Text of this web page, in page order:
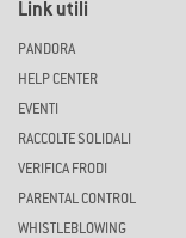
Link utili
PANDORA
HELP CENTER
EVENTI
RACCOLTE SOLIDALI
VERIFICA FRODI
PARENTAL CONTROL
WHISTLEBLOWING